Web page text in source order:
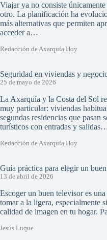
Viajar ya no consiste
otro. La planificación ha
más alternativas que permiten
acceder a…
Redacción de Axarquía Hoy
Seguridad en viviendas y
25 de mayo de 2026
La Axarquía y la Costa del Sol
muy particular: viviendas
segundas residencias que pasan
turísticos con entradas y
Redacción de Axarquía Hoy
Guía práctica para elegir un
13 de abril de 2026
Escoger un buen televisor es
tomar a la ligera, especialmente
calidad de imagen en tu hogar.
Jesús Luque